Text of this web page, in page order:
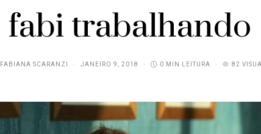
fabi trabalhando
FABIANA SCARANZI JANEIRO 9, 2018 0 MIN LEITURA 82